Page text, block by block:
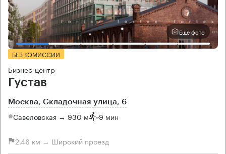
Еще фото
БЕЗ КОМИССИИ
Бизнес-центр
Густав
Москва, Складочная улица, 6
Савеловская → 930 м ~9 мин
2.46 км → Широкий проезд